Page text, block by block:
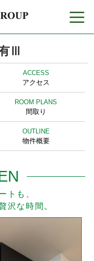
toggle
Ⅲ
ACCESS
アクセス
ROOM PLANS
間取り
OUTLINE
物件概要
トも、
沢な時間。